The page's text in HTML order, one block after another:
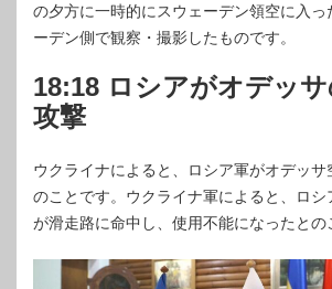
の夕方に一時的にスウェーデン領空に入っ
ーデン側で観察・撮影したものです。
18:18 ロシアがオデッ
攻撃
ウクライナによると、ロシア軍がオデッサ
のことです。ウクライナ軍によると、ロシ
が滑走路に命中し、使用不能になったとの